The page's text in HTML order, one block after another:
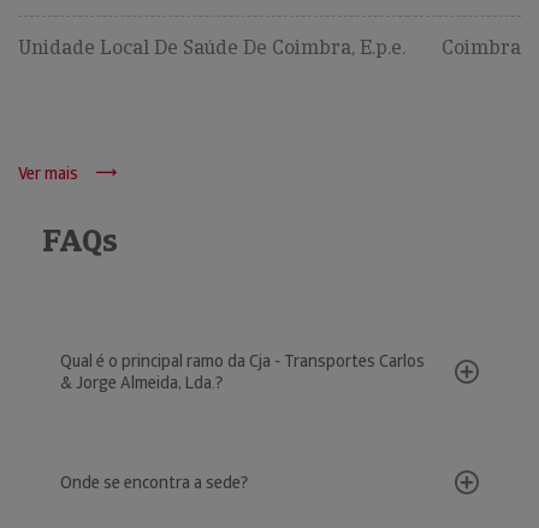
Unidade Local De Saúde De Coimbra, E.p.e. Coimbra
Ver mais
FAQs
Qual é o principal ramo da Cja - Transportes Carlos
& Jorge Almeida, Lda.?
Onde se encontra a sede?